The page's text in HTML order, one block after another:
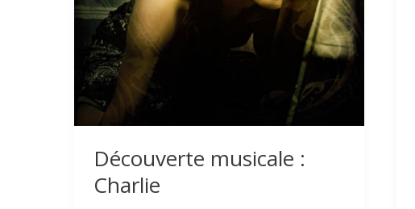
Découverte musicale :
Charlie